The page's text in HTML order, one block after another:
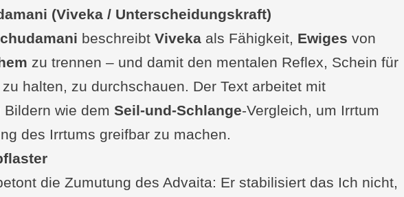
(Viveka / Unterscheidungskraft)
beschreibt Vivekaals Fähigkeit, Ewiges von
zu trennen – und damit den mentalen Reflex, Schein für
halten, zu durchschauen. Der Text arbeitet mit
wie dem Seil-und-Schlange-Vergleich, um Irrtum
des Irrtums greifbar zu machen.
die Zumutung des Advaita: Er stabilisiert das Ich nicht,